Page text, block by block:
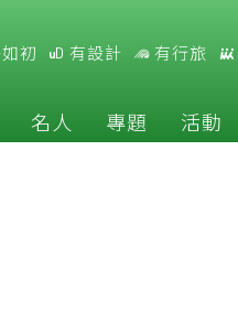
初 有設計 有行旅
名人 專題 活動